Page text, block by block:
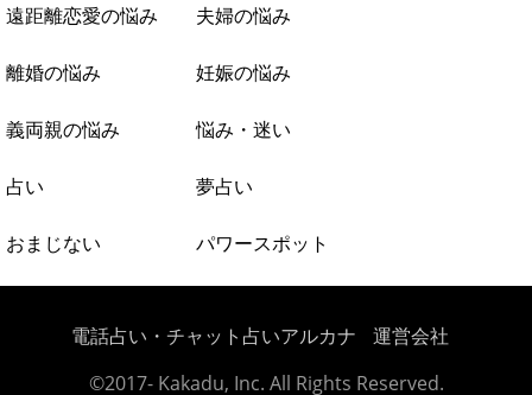
遠距離恋愛の悩み 夫婦の悩み
離婚の悩み 妊娠の悩み
義両親の悩み 悩み・迷い
占い 夢占い
おまじない パワースポット
電話占い・チャット占いアルカナ
運営会社
©2017- Kakadu, Inc. All Rights Reserved.